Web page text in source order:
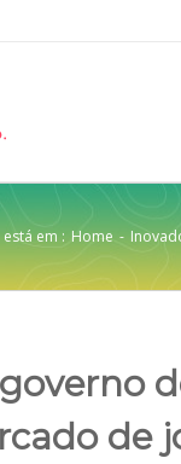
em : Home -
de